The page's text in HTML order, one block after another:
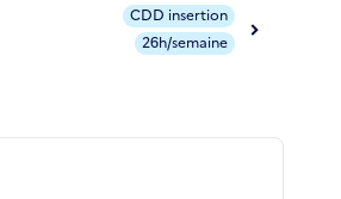
CDD insertion
26h/semaine